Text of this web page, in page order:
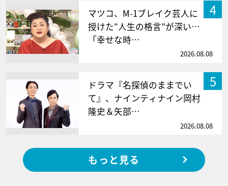
4
マツコ、M-1ブレイク芸人に
授けた“人生の格言”が深い…
「幸せな時…
2026.08.08
5
ドラマ『名探偵のままでい
て』、ナインティナイン岡村
隆史＆矢部…
2026.08.08
もっと見る